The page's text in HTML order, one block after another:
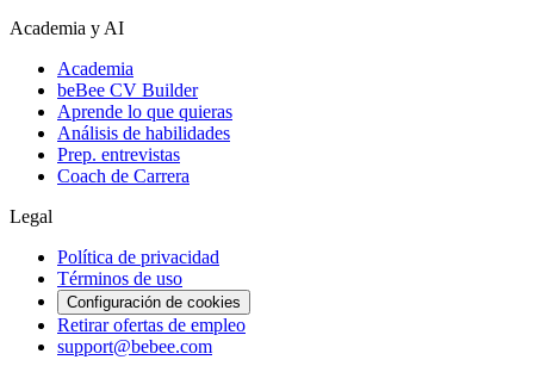
Academia y AI
Academia
beBee CV Builder
Aprende lo que quieras
Análisis de habilidades
Prep. entrevistas
Coach de Carrera
Legal
Política de privacidad
Términos de uso
Configuración de cookies
Retirar ofertas de empleo
support@bebee.com